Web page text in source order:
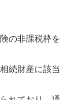
の非課税枠を
続財産に該当